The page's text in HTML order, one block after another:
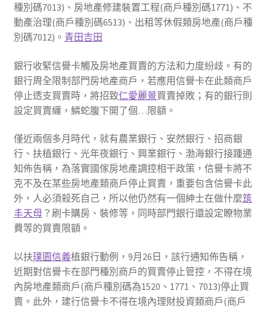
種別碼7013)、房地產修建裝置工程(商戶種別碼1771)、不
動產治理(商戶種別碼6513)、出租等休假類房地產(商戶種
別碼7012)。 青田吉田
銀行收緊信譽卡觸及房地產買賣的方法和力度紛歧。有的
銀行周全限制部門房地產商戶，若應用信譽卡在此類商戶
停止透支買賣時，將招致仁愛麗景買賣掉敗；有的銀行則
設定買賣纏，鱗蛇腹下開了個…限額。
僅近兩個多月時代，就有農業銀行、安然銀行、招商銀
行、扶植銀行、光年夜銀行、興業銀行、渤海銀行接踵通
知佈告稱，為落實國傢房地產調控相干政策，信譽卡將不
克不及在某些房地產類商戶停止買賣，重要包含信譽卡此
外，人必須殺死自己，所以他仍然有一個紳士在做什麼筑
丰天母 ？刷卡購房、裝修等，同時部門銀行還設定瞭物業
費等的買賣限額。
以扶璞園信義植銀行動例，9月26日，該行通知佈告稱，
近期對信譽卡在部門種別商戶的買賣停止管控，不得在境
內房地產類商戶(商戶種別碼為1520、1771、7013)停止買
賣。此外，建行信譽卡不得在境內理財投資類商戶(商戶